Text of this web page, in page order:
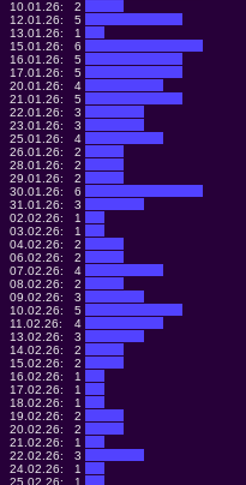
10.01.26:
2
12.01.26:
5
13.01.26:
1
15.01.26:
6
16.01.26:
5
17.01.26:
5
20.01.26:
4
21.01.26:
5
22.01.26:
3
23.01.26:
3
25.01.26:
4
26.01.26:
2
28.01.26:
2
29.01.26:
2
30.01.26:
6
31.01.26:
3
02.02.26:
1
03.02.26:
1
04.02.26:
2
06.02.26:
2
07.02.26:
4
08.02.26:
2
09.02.26:
3
10.02.26:
5
11.02.26:
4
13.02.26:
3
14.02.26:
2
15.02.26:
2
16.02.26:
1
17.02.26:
1
18.02.26:
1
19.02.26:
2
20.02.26:
2
21.02.26:
1
22.02.26:
3
24.02.26:
1